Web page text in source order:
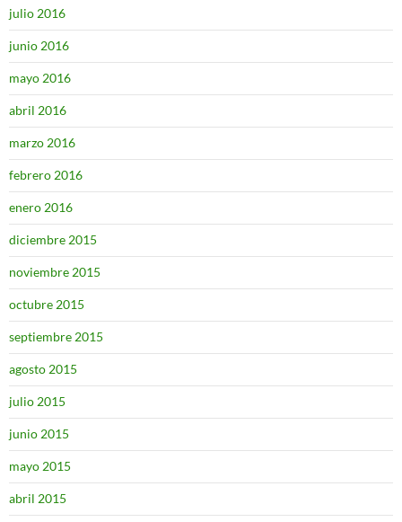
julio 2016
junio 2016
mayo 2016
abril 2016
marzo 2016
febrero 2016
enero 2016
diciembre 2015
noviembre 2015
octubre 2015
septiembre 2015
agosto 2015
julio 2015
junio 2015
mayo 2015
abril 2015